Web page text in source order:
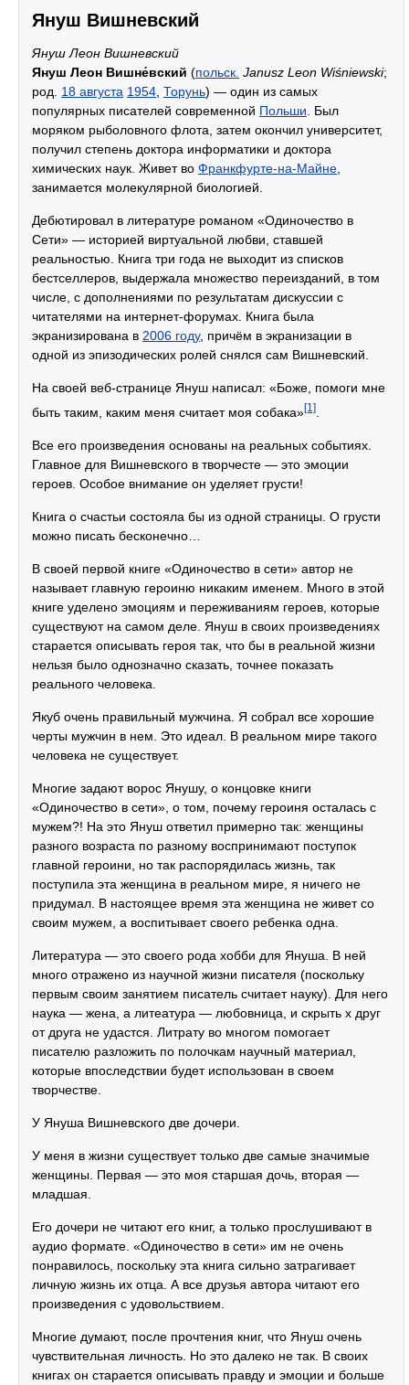
Януш Вишневский
Януш Леон Вишневский
Януш Леон Вишне́вский (польск. Janusz Leon Wiśniewski;
род. 18 августа 1954 Торунь) — один из самых
популярных писателей современной Польши . Был
моряком рыболовного флота, затем окончил университет,
получил степень доктора информатики и доктора
химических наук. Живет во Франкфурте-на-Майне
занимается молекулярной биологией.
Дебютировал в литературе романом «Одиночество в
Сети» — историей виртуальной любви, ставшей
реальностью. Книга три года не выходит из списков
бестселлеров, выдержала множество переизданий, в том
числе, с дополнениями по результатам дискуссии с
читателями на интернет-форумах. Книга была
экранизирована в 2006 году, причём в экранизации в
одной из эпизодических ролей снялся сам Вишневский.
На своей веб-странице Януш написал: «Боже, помоги мне
быть таким, каким меня считает моя собака»[1]
Все его произведения основаны на реальных событиях.
Главное для Вишневского в творчесте — это эмоции
героев. Особое внимание он уделяет грусти!
Книга о счастьи состояла бы из одной страницы. О грусти
можно писать бесконечно…
В своей первой книге «Одиночество в сети» автор не
называет главную героиню никаким именем. Много в этой
книге уделено эмоциям и переживаниям героев, которые
существуют на самом деле. Януш в своих произведениях
старается описывать героя так, что бы в реальной жизни
нельзя было однозначно сказать, точнее показать
реального человека.
Якуб очень правильный мужчина. Я собрал все хорошие
черты мужчин в нем. Это идеал. В реальном мире такого
человека не существует.
Многие задают ворос Янушу, о концовке книги
«Одиночество в сети», о том, почему героиня осталась с
мужем?! На это Януш ответил примерно так: женщины
разного возраста по разному воспринимают поступок
главной героини, но так распорядилась жизнь, так
поступила эта женщина в реальном мире, я ничего не
придумал. В настоящее время эта женщина не живет со
своим мужем, а воспитывает своего ребенка одна.
Литература — это своего рода хобби для Януша. В ней
много отражено из научной жизни писателя (поскольку
первым своим занятием писатель считает науку). Для него
наука — жена, а литеатура — любовница, и скрыть х друг
от друга не удастся. Литрату во многом помогает
писателю разложить по полочкам научный материал,
которые впоследствии будет использован в своем
творчестве.
У Януша Вишневского две дочери.
У меня в жизни существует только две самые значимые
женщины. Первая — это моя старшая дочь, вторая —
младшая.
Его дочери не читают его книг, а только прослушивают в
аудио формате. «Одиночество в сети» им не очень
понравилось, поскольку эта книга сильно затрагивает
личную жизнь их отца. А все друзья автора читают его
произведения с удовольствием.
Многие думают, после прочтения книг, что Януш очень
чувствительная личность. Но это далеко не так. В своих
книгах он старается описывать правду и эмоции и больше